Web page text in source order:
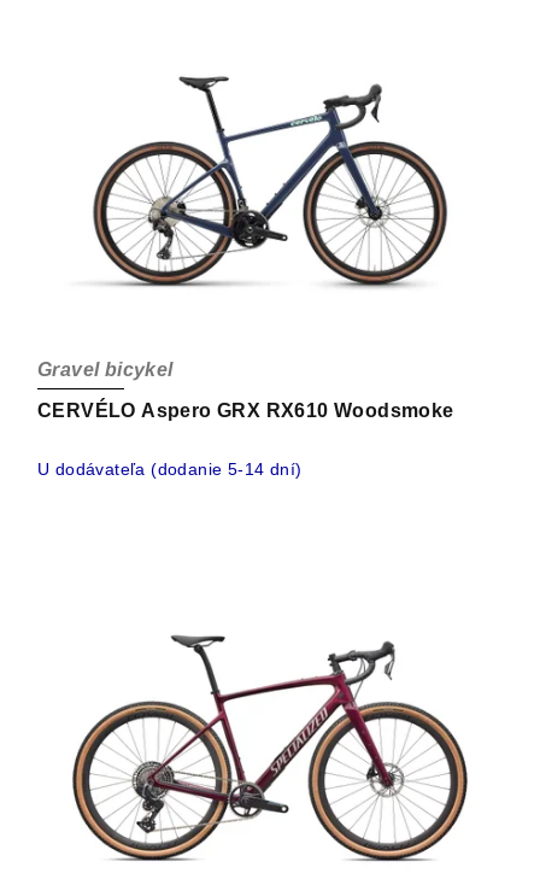
CERVÉLO Aspero GRX RX610 Woodsmoke
Gravel bicykel
U dodávateľa (dodanie 5-14 dní)